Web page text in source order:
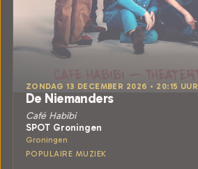
ZONDAG 13 DECEMBER 2026 • 20:15 UUR
De Niemanders
Café Habibi
SPOT Groningen
Groningen
POPULAIRE MUZIEK